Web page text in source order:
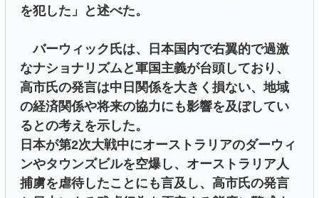
を犯した」と述べた。
バーウィック氏は、日本国内で右翼的で過激
なナショナリズムと軍国主義が台頭しており、
高市氏の発言は中日関係を大きく損ない、地域
の経済関係や将来の協力にも影響を及ぼしてい
るとの考えを示した。
日本が第2次大戦中にオーストラリアのダーウィ
ンやタウンズビルを空爆し、オーストラリア人
捕虜を虐待したことにも言及し、高市氏の発言